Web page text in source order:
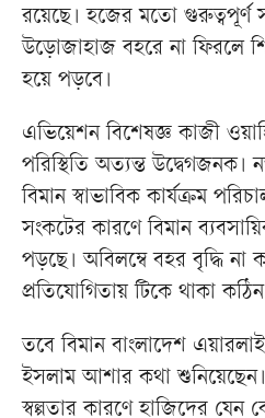
রয়েছে। হজের মতো গুরুত্বপূর্ণ
উড়োজাহাজ বহরে না ফিরলে
হয়ে পড়বে।
এভিয়েশন বিশেষজ্ঞ কাজী
পরিস্থিতি অত্যন্ত
বিমান স্বাভাবিক কার্যক্রম
সংকটের কারণে বিমান
পড়ছে। অবিলম্বে বহর বৃদ্ধি না
প্রতিযোগিতায় টিকে থাকা
তবে বিমান বাংলাদেশ
ইসলাম আশার কথা শুনিয়েছেন।
স্বল্পতার কারণে হাজিদের